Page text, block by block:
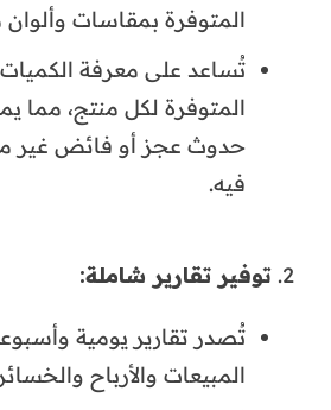
المتوفرة بمقاسات
تُساعد على معرفة الكميات
المتوفرة لكل منتج، مما
حدوث عجز أو فائض غير
فيه.
توفير تقارير شاملة:
تُصدر تقارير يومية
المبيعات والأرباح